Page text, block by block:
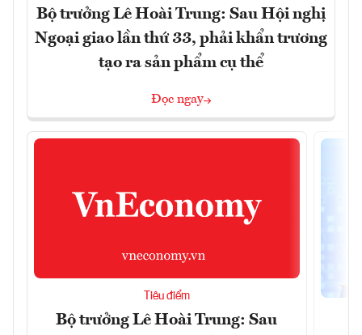
Bộ trưởng Lê Hoài Trung: Sau Hội nghị
Ngoại giao lần thứ 33, phải khẩn trương
tạo ra sản phẩm cụ thể
Đọc ngay
Tiêu điểm
Bộ trưởng Lê Hoài Trung: Sau